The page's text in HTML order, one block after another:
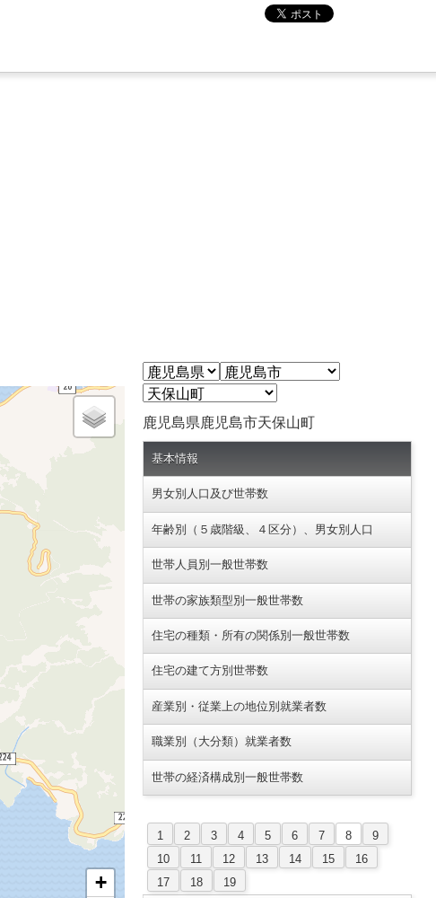
+
鹿児島県鹿児島市天保山町
基本情報
男女別人口及び世帯数
年齢別（５歳階級、４区分）、男女別人口
世帯人員別一般世帯数
世帯の家族類型別一般世帯数
住宅の種類・所有の関係別一般世帯数
住宅の建て方別世帯数
産業別・従業上の地位別就業者数
職業別（大分類）就業者数
世帯の経済構成別一般世帯数
1 2 3 4 5 6 7 8
9
10
11 12 13 14 15
16
17
18
19